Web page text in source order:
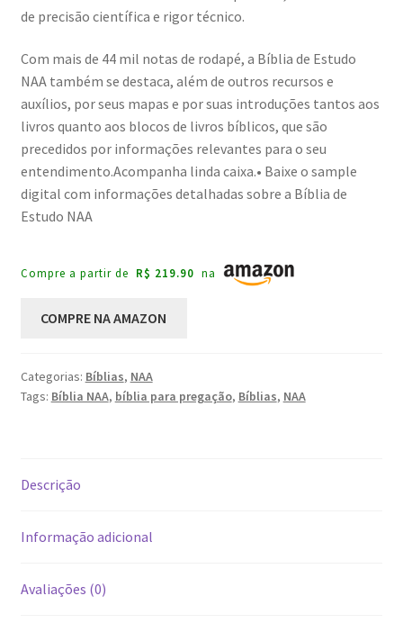
de precisão científica e rigor técnico.
Com mais de 44 mil notas de rodapé, a Bíblia de Estudo
NAA também se destaca, além de outros recursos e
auxílios, por seus mapas e por suas introduções tantos aos
livros quanto aos blocos de livros bíblicos, que são
precedidos por informações relevantes para o seu
entendimento.Acompanha linda caixa.• Baixe o sample
digital com informações detalhadas sobre a Bíblia de
Estudo NAA
Compre a partir de R$ 219.90 na
COMPRE NA AMAZON
Categorias: Bíblias, NAA
Tags: Bíblia NAA, bíblia para pregação, Bíblias, NAA
Descrição
Informação adicional
Avaliações (0)